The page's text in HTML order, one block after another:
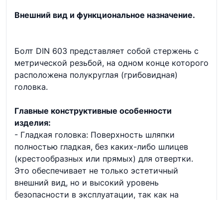
Внешний вид и функциональное назначение.
Болт DIN 603 представляет собой стержень с
метрической резьбой, на одном конце которого
расположена полукруглая (грибовидная)
головка.
Главные конструктивные особенности
изделия:
- Гладкая головка: Поверхность шляпки
полностью гладкая, без каких-либо шлицев
(крестообразных или прямых) для отвертки.
Это обеспечивает не только эстетичный
внешний вид, но и высокий уровень
безопасности в эксплуатации, так как на